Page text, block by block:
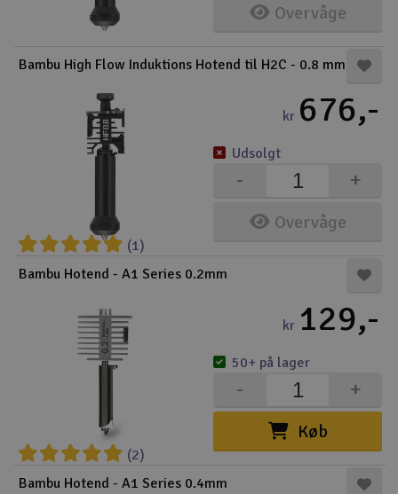
Overvåge
Bambu High Flow Induktions Hotend til H2C - 0.8 mm
(1)
kr 676,-
Overvåge
+
-
Udsolgt
Bambu Hotend - A1 Series 0.2mm
(2)
kr 129,-
Køb
+
-
50+ på lager
Bambu Hotend - A1 Series 0.4mm